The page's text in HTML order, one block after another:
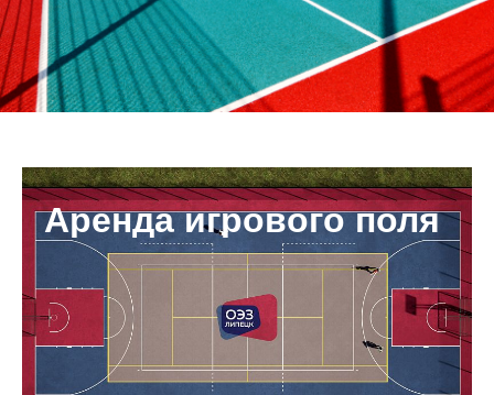
Аренда игрового поля